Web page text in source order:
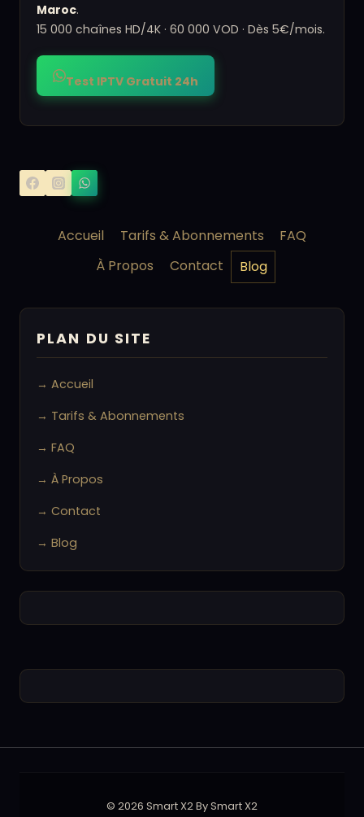
Maroc.
15 000 chaînes HD/4K · 60 000 VOD · Dès 5€/mois.
Test IPTV Gratuit 24h
Accueil Tarifs & Abonnements
FAQ
À Propos
Contact Blog
PLAN DU SITE
→ Accueil
→ Tarifs & Abonnements
→ FAQ
→ À Propos
→ Contact
→ Blog
© 2026 Smart X2 By Smart X2